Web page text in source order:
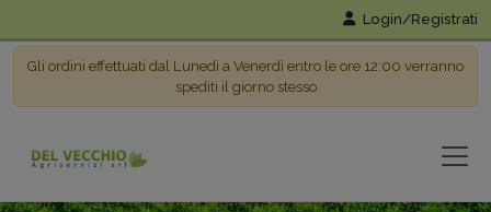
Login/Registrati
Gli ordini effettuati dal Lunedì a Venerdì entro le ore 12:00 verranno
spediti il giorno stesso